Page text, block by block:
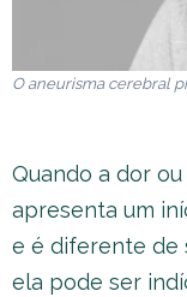
O aneurisma cerebral
Quando a dor
apresenta um
e é diferente de
ela pode ser